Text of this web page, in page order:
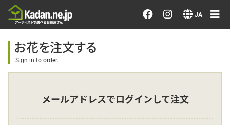
JA
お花を注文する・探す
おまかせ注文
最近のオーダー作品
アーティストで選ぶ
お花を注文する
Sign in to order.
メールアドレスでログインして注文